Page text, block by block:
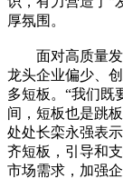
厚氛围。
面对高质量发
龙头企业偏少、
多短板。“我们既
间，短板也是跳
处处长栾永强表
齐短板，引导和
市场需求，加强